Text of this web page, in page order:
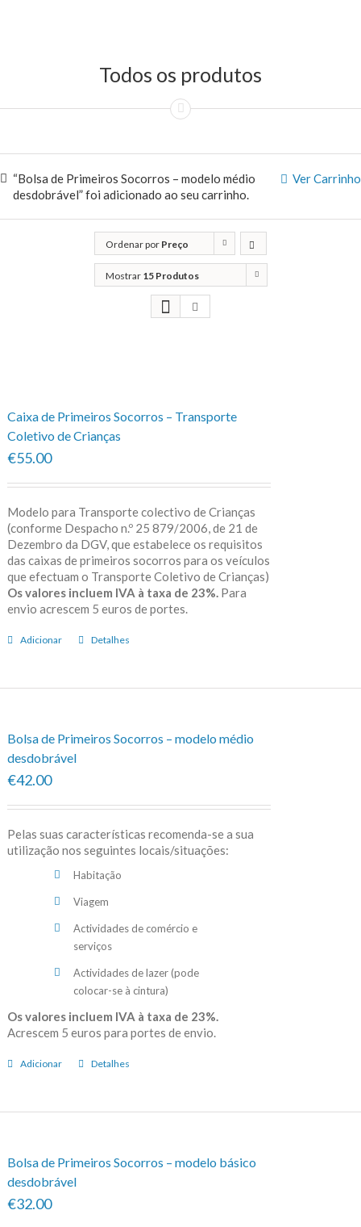
Todos os produtos
Ver Carrinho
“Bolsa de Primeiros Socorros – modelo médio
desdobrável” foi adicionado ao seu carrinho.
Ordenar por Preço
Mostrar 15 Produtos
Caixa de Primeiros Socorros – Transporte
Coletivo de Crianças
€55.00
Modelo para Transporte colectivo de Crianças
(conforme Despacho n.º 25 879/2006, de 21 de
Dezembro da DGV, que estabelece os requisitos
das caixas de primeiros socorros para os veículos
que efectuam o Transporte Coletivo de Crianças)
Os valores incluem IVA à taxa de 23%. Para
envio acrescem 5 euros de portes.
Adicionar Detalhes
Bolsa de Primeiros Socorros – modelo médio
desdobrável
€42.00
Pelas suas características recomenda-se a sua
utilização nos seguintes locais/situações:
Habitação
Viagem
Actividades de comércio e
serviços
Actividades de lazer (pode
colocar-se à cintura)
Os valores incluem IVA à taxa de 23%.
Acrescem 5 euros para portes de envio.
Adicionar Detalhes
Bolsa de Primeiros Socorros – modelo básico
desdobrável
€32.00